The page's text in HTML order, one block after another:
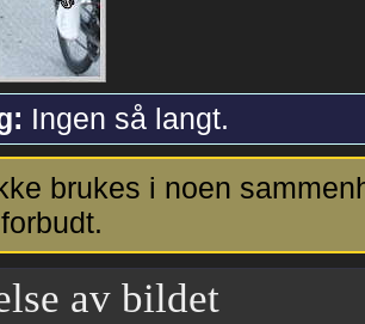
Ingen så langt.
brukes i noen
av bildet